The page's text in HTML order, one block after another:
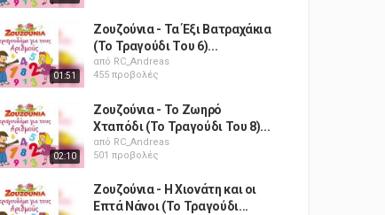
01:51
Ζουζούνια - Τα Έξι Βατραχάκια
(Το Τραγούδι Του 6)...
από RC_Andreas
455 προβολές
02:10
Ζουζούνια - Το Ζωηρό
Χταπόδι (Το Τραγούδι Του 8)...
από RC_Andreas
501 προβολές
Ζουζούνια - Η Χιονάτη και οι
Επτά Νάνοι (Το Τραγούδι...